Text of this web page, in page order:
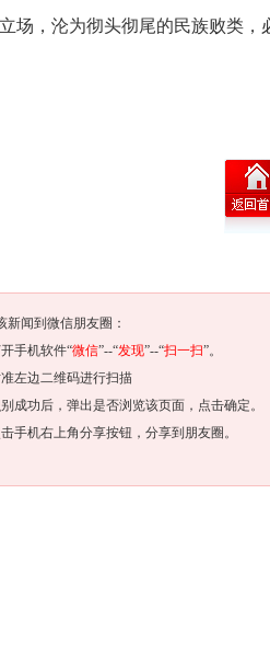
场，沦为彻头彻尾的民族败类，
新闻到微信朋友圈：
手机软件“微信”--“发现”--“扫一扫”。
左边二维码进行扫描
成功后，弹出是否浏览该页面，点击确定。
手机右上角分享按钮，分享到朋友圈。